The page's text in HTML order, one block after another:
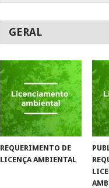
GERAL
REQUERIMENTO DE
LICENÇA AMBIENTAL